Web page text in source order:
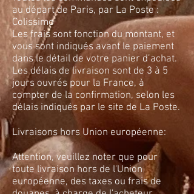
au départ de Paris, par La Poste :
Colissimo
Les frais sont fonction du montant, et
vous sont indiqués avant le paiement
dans le détail de votre panier d’achat.
Les délais de livraison sont de 3 à 5
jours ouvrés pour la France, à
compter de la confirmation, selon les
délais indiqués par le site de La Poste.
Livraisons hors Union européenne:
Attention, veuillez noter que pour
toute livraison hors de l'Union
européenne, des taxes ou frais de